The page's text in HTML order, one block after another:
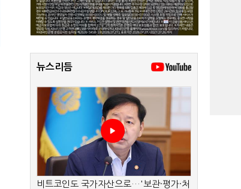
뉴스리듬
비트코인도 국가자산으로…'보관·평가·처